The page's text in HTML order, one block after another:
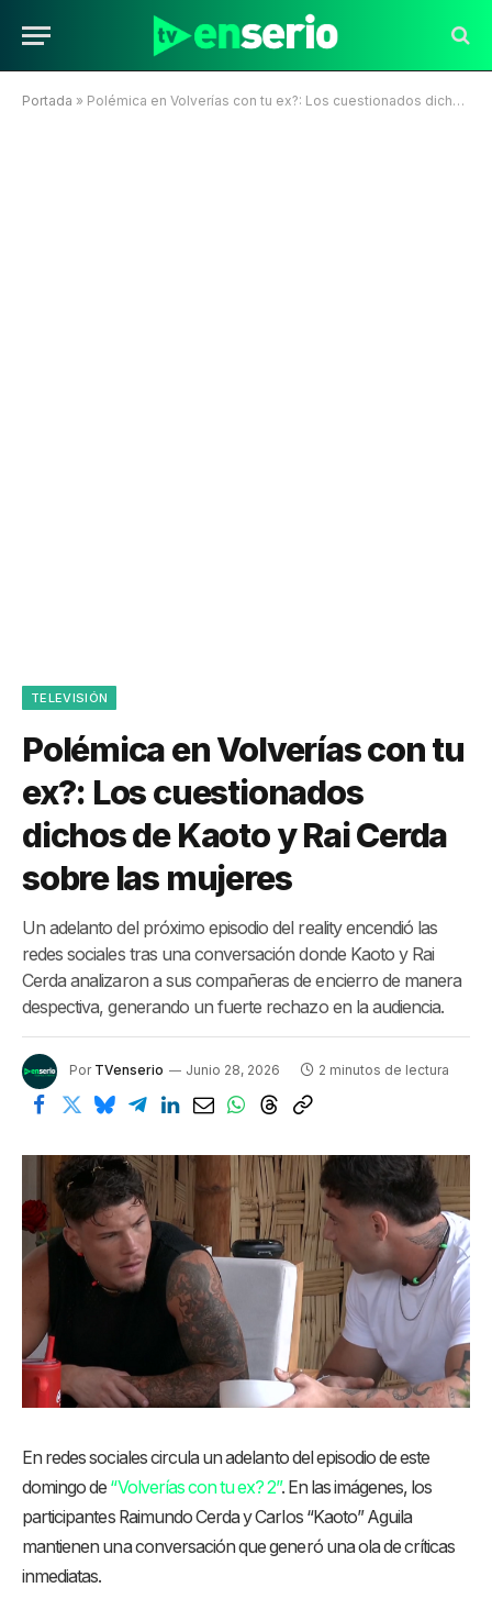
Portada » Polémica en Volverías con tu ex?: Los cuestionados dichos de Kaoto y Rai Cerda sobre las mujeres
TELEVISIÓN
Polémica en Volverías con tu
ex?: Los cuestionados
dichos de Kaoto y Rai Cerda
sobre las mujeres
Un adelanto del próximo episodio del reality encendió las
redes sociales tras una conversación donde Kaoto y Rai
Cerda analizaron a sus compañeras de encierro de manera
despectiva, generando un fuerte rechazo en la audiencia.
Por TVenserio Junio 28, 2026 2 minutos de lectura
En redes sociales circula un adelanto del episodio de este
domingo de “Volverías con tu ex? 2”. En las imágenes, los
participantes Raimundo Cerda y Carlos “Kaoto” Aguila
mantienen una conversación que generó una ola de críticas
inmediatas.